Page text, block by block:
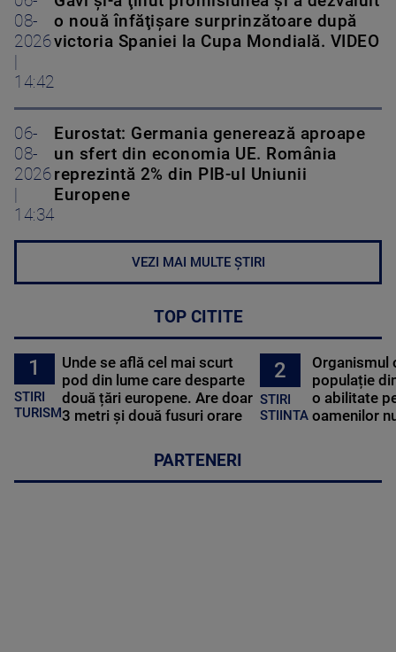
08-
2026
14:42
o nouă înfăţişare surprinzătoare după
victoria Spaniei la Cupa Mondială. VIDEO
06-
08-
2026
14:34
Eurostat: Germania generează aproape
un sfert din economia UE. România
reprezintă 2% din PIB-ul Uniunii
Europene
VEZI MAI MULTE ȘTIRI
TOP CITITE
1
STIRI
TURISM
Unde se află cel mai scurt
pod din lume care desparte
două țări europene. Are doar
3 metri și două fusuri orare
2
STIRI
STIINTA
Organismul
populație
o abilitate
oamenilor
PARTENERI